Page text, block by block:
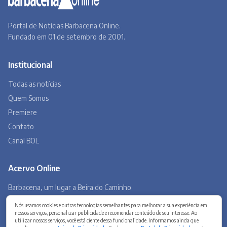
Nós usamos cookies e outras tecnologias semelhantes para melhorar a sua experiência em
nossos serviços, personalizar publicidade e recomendar conteúdo de seu interesse. Ao
utilizar nossos serviços, você está ciente dessa funcionalidade. Informamos ainda que
Acervo Online
Barbacena, um lugar a Beira do Caminho
Museu Virtual
Museu do Tropeirismo
Copyright 2026 © Barbacena Online. Todos os direitos reservados.